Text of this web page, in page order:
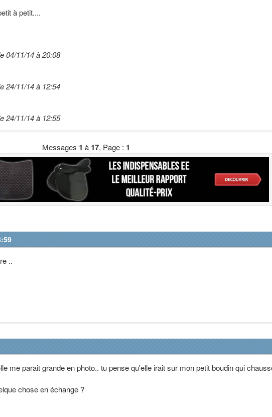
à petit....
04/11/14 à 20:08
24/11/14 à 12:54
24/11/14 à 12:55
Messages 1 à 17, Page : 1
..
me parait grande en photo.. tu pense qu'elle irait sur mon petit boudin qui
chose en échange ?